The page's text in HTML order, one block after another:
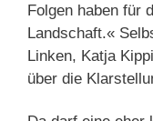
Folgen haben für
Landschaft.«
Linken, Katja
über die